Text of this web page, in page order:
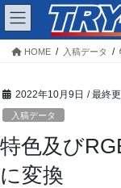
コ
ン
テ
へ
ス
キ
ッ
プ
ナ
ビ
ゲ
ョ
ン
に
移
動
HOME 入稿データ
2022年10月9日 / 最終
入稿データ
特色及び
に変換